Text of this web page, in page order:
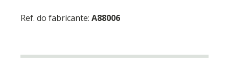
Ref. do fabricante: A88006